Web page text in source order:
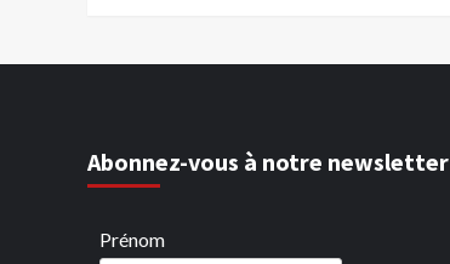
Abonnez-vous à notre newsletter
Prénom